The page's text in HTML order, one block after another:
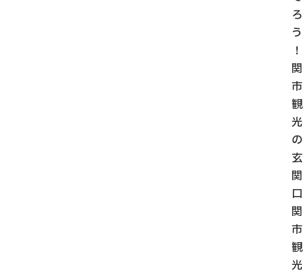
ろ
う
！
関
市
観
光
の
玄
関
口
関
市
観
光